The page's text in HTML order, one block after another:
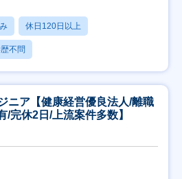
休日120日以上
不問
ア【健康経営優良法人/離職
/完休2日/上流案件多数】